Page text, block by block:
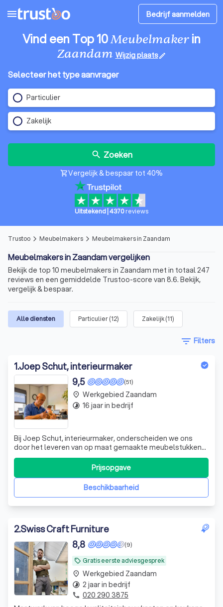
menu Bedrijf aanmelden
Vind een Top 10Meubelmakerin
Zaandam Wijzig plaatsedit
Selecteer het type aanvrager
Particulier
Zakelijk
search Zoeken
shopping_cartVergelijk & bespaar tot 40%
Uitstekend 4370reviews
Trustoo arrow_forward_ios Meubelmakers arrow_forward_ios Meubelmakers in Zaandam
Meubelmakers in Zaandam vergelijken
Bekijk de top 10 meubelmakers in Zaandam met in totaal 247
reviews en een gemiddelde Trustoo-score van 8.6. Bekijk,
vergelijk & bespaar.
Alle diensten Particulier(12) Zakelijk(11)
filter_list Filters
1.Joep Schut, interieurmaker
(51)
9,5
Bij Joep Schut, interieurmaker, onderscheiden we ons
door het leveren van op maat gemaakte meubelstukken
die perfect aansluiten bij uw persoonlijke wensen en de
unieke sfeer van uw ruimte. We werken voornamelijk met
hoogwaardige materialen zoals hout, natuursteen, staal
en glas, waardoor elk stuk niBeschikbaarheid
Prijsopgave
place Werkgebied Zaandam
timelapse 16 jaar in bedrijf
2.Swiss Craft Furniture
local_offer Gratis eerste adviesgesprek
(9)
8,8
place Werkgebied Zaandam
timelapse 2 jaar in bedrijf
phone 020 290 3875